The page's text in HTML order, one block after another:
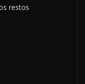
restos